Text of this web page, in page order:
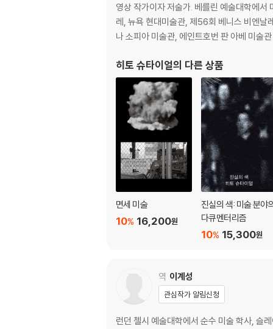
영상 작가이자 저술가. 베를린 예술대학에
레, 뉴욕 현대미술관, 제56회 베니스 비엔날
나 소피아 미술관, 에인트호번 판 아베 미술
히토 슈타이얼의 다른 상품
면세 미술
16,200원
10%
진실의 색: 미술 분야
다큐멘터리즘
15,300원
10%
역 이계성
관심작가 알림신청
런던 첼시 예술대학에서 순수 미술 학사, 슬